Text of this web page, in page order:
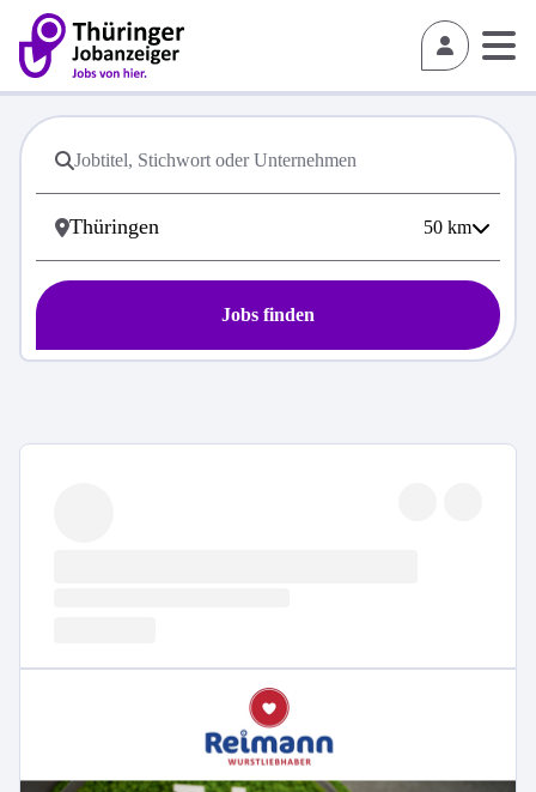
50 km
Jobs finden